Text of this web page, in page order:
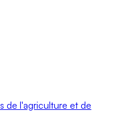
de l'agriculture et de